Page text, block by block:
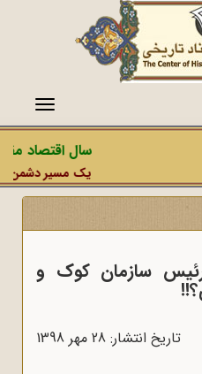
منو
سال اقتصاد
یک مسیر دشمن،
سازمان کوک و
تاریخ انتشار: 28 مهر 1398